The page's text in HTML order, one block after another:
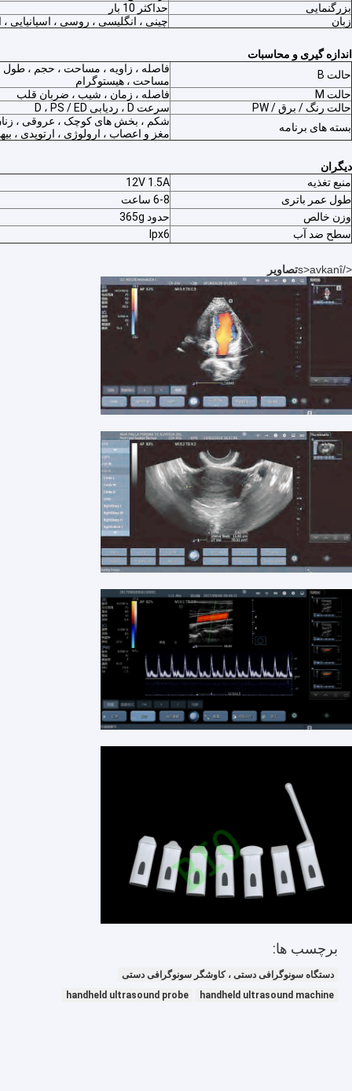
صفحه اصلی
محصولات
درباره ما
تور کارخانه
کنترل کیفیت
با ما تماس بگیرید
اخبار
موارد
Shopping Online
اسکنر اولتراسوند قابل حمل
اسکنر سونوگرافی دستی
اسکنر سونوگرافی دامپزشکی
یاب یاب مادون قرمز
آنالایزر دیجیتال پوست
اسکنر سونوگرافی رنگ داپلر
تجهیزات محافظ شخصی PPE
اوتوسکوپ ویدئو دیجیتال
اسکنر سونوگرافی دامپزشکی
دستگاه صورت فرکانس رادیویی
دوربین دیجیتال فوندوس
کولپوسکوپ الکترونیک دیجیتال
بزرگنمایی
حداکثر 10 بار
زبان
چینی ، انگلیسی ، روسی ، اسپانیایی ،
اندازه گیری و محاسبات
حالت B
فاصله ، زاویه ، مساحت ، حجم ،
مساحت ، هیستوگرام
حالت M
فاصله ، زمان ، شیب ، ضربان قلب
حالت رنگ / برق / PW
سرعت D ، ردیابی D ، PS / ED
بسته های برنامه
شکم ، بخش های کوچک ، عروقی ،
مغز و اعصاب ، ارولوژی ، ارتوپدی ،
دیگران
منبع تغذیه
12V 1.5A
طول عمر باتری
6-8 ساعت
وزن خالص
حدود 365g
سطح ضد آب
Ipx6
</s>avkanî تصاویر
برچسب ها:
دستگاه سونوگرافی دستی ، کاوشگر سونوگرافی دستی
handheld ultrasound machine
handheld ultrasound probe